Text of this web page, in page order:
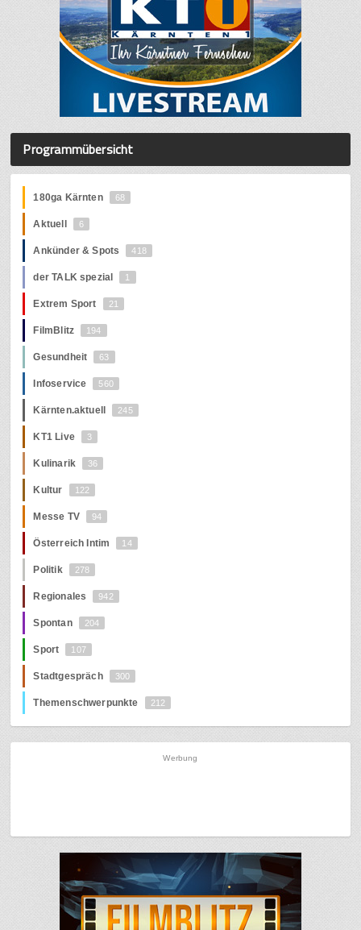
Programmübersicht
180ga Kärnten 68
Aktuell 6
Ankünder & Spots 418
der TALK spezial 1
Extrem Sport 21
FilmBlitz 194
Gesundheit 63
Infoservice 560
Kärnten.aktuell 245
KT1 Live 3
Kulinarik 36
Kultur 122
Messe TV 94
Österreich Intim 14
Politik 278
Regionales 942
Spontan 204
Sport 107
Stadtgespräch 300
Themenschwerpunkte 212
Werbung